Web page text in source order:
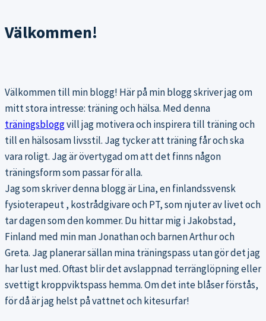
Välkommen!
Välkommen till min blogg! Här på min blogg skriver jag om
mitt stora intresse: träning och hälsa. Med denna
träningsbloggvill jag motivera och inspirera till träning och
till en hälsosam livsstil. Jag tycker att träning får och ska
vara roligt. Jag är övertygad om att det finns någon
träningsform som passar för alla.
Jag som skriver denna blogg är Lina, en finlandssvensk
fysioterapeut , kostrådgivare och PT, som njuter av livet och
tar dagen som den kommer. Du hittar mig i Jakobstad,
Finland med min man Jonathan och barnen Arthur och
Greta. Jag planerar sällan mina träningspass utan gör det jag
har lust med. Oftast blir det avslappnad terränglöpning eller
svettigt kroppviktspass hemma. Om det inte blåser förstås,
för då är jag helst på vattnet och kitesurfar!